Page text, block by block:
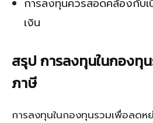
การลงทุนควรสอดคล้องกับเ
เงิน
สรุป การลงทุนในกองทุ
ภาษี
การลงทุนในกองทุนรวมเพื่อลดห